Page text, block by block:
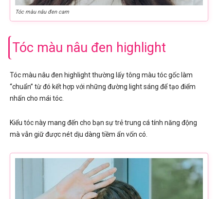
Tóc màu nâu đen cam
Tóc màu nâu đen highlight
Tóc màu nâu đen highlight thường lấy tông màu tóc gốc làm
“chuẩn” từ đó kết hợp với những đường light sáng để tạo điểm
nhấn cho mái tóc.
Kiểu tóc này mang đến cho bạn sự trẻ trung cá tính năng động
mà vẫn giữ được nét dịu dàng tiềm ẩn vốn có.